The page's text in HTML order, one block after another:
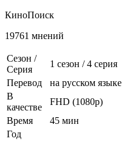
КиноПоиск
19761 мнений
Сезон /
Серия
1 сезон /4 серия
Перевод
на русском языке
В
качестве
FHD (1080p)
Время
45 мин
Год